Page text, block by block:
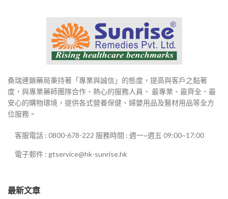
桑瑞連鎖藥局秉持著「專業與誠信」的態度，提高與客戶之黏著
度，與專業藥師團隊合作、熱心的服務人員、 最專業、最齊全、最
安心的購物環境，提供各式營養保健、婦嬰用品及醫材用品等全方
位服務。
客服電話 : 0800-678-222 服務時間 : 週一~週五 09:00~17:00
電子郵件 : gtservice@hk-sunrise.hk
最新文章